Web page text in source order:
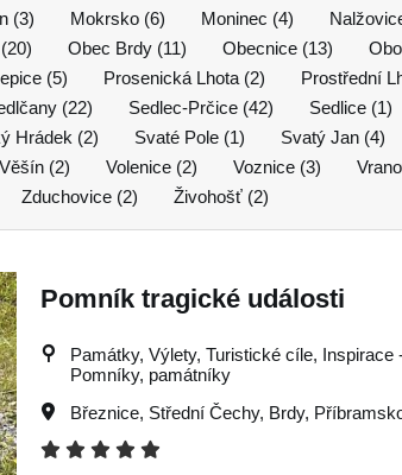
(3) Mokrsko (6) Moninec (4)
Obec Brdy (11) Obecnice (13)
(5) Prosenická Lhota (2) Prostřední
(22) Sedlec-Prčice (42) Sedlice (1)
Hrádek (2) Svaté Pole (1) Svatý Jan (4)
Věšín (2) Volenice (2) Voznice (3)
Zduchovice (2) Živohošť (2)
Pomník tragické události
Památky, Výlety, Turistické cíle, Inspirace
Pomníky, památníky
Březnice, Střední Čechy, Brdy,